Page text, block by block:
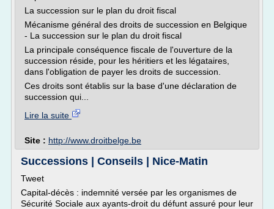
La succession sur le plan du droit fiscal
Mécanisme général des droits de succession en Belgique
- La succession sur le plan du droit fiscal
La principale conséquence fiscale de l'ouverture de la
succession réside, pour les héritiers et les légataires,
dans l'obligation de payer les droits de succession.
Ces droits sont établis sur la base d'une déclaration de
succession qui...
Lire la suite
Site : http://www.droitbelge.be
Successions | Conseils | Nice-Matin
Tweet
Capital-décès : indemnité versée par les organismes de
Sécurité Sociale aux ayants-droit du défunt assuré pour leur